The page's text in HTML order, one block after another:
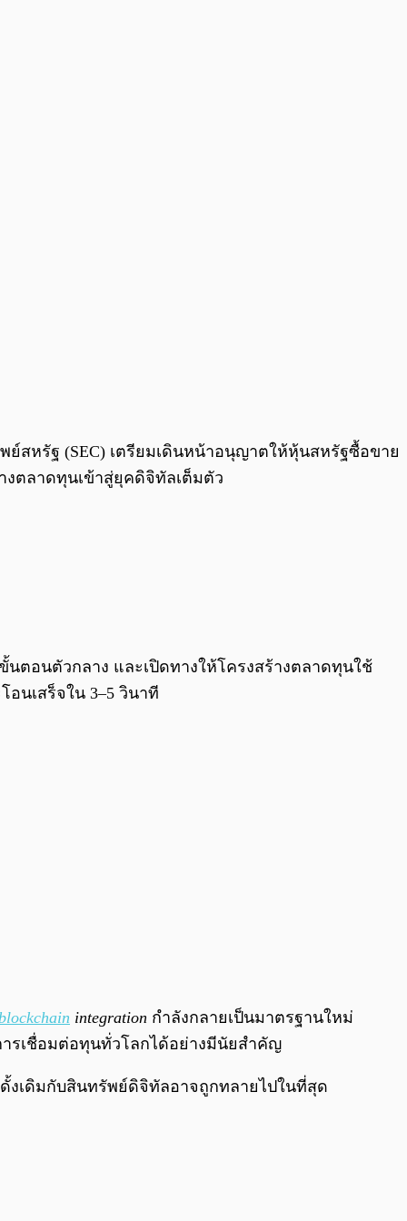
0:00 0:00
สหรัฐ (SEC) เตรียมเดินหน้าอนุญาตให้หุ้นสหรัฐซื้อขาย
งตลาดทุนเข้าสู่ยุคดิจิทัลเต็มตัว
ตอนตัวกลาง และเปิดทางให้โครงสร้างตลาดทุนใช้
อนเสร็จใน 3–5 วินาที
integration กำลังกลายเป็นมาตรฐานใหม่
ารเชื่อมต่อทุนทั่วโลกได้อย่างมีนัยสำคัญ
งเดิมกับสินทรัพย์ดิจิทัลอาจถูกทลายไปในที่สุด